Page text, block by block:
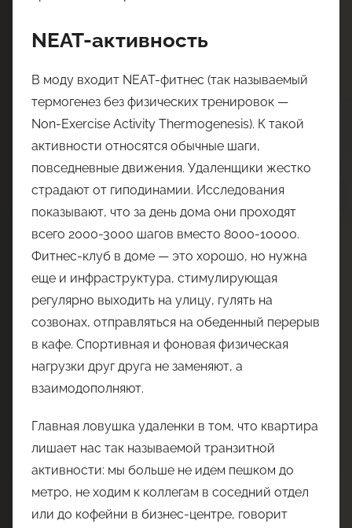
NEAT-активность
В моду входит NEAT-фитнес (так называемый
термогенез без физических тренировок —
Non-Exercise Activity Thermogenesis). К такой
активности относятся обычные шаги,
повседневные движения. Удаленщики жестко
страдают от гиподинамии. Исследования
показывают, что за день дома они проходят
всего 2000-3000 шагов вместо 8000-10000.
Фитнес-клуб в доме — это хорошо, но нужна
еще и инфраструктура, стимулирующая
регулярно выходить на улицу, гулять на
созвонах, отправляться на обеденный перерыв
в кафе. Спортивная и фоновая физическая
нагрузки друг друга не заменяют, а
взаимодополняют.
Главная ловушка удаленки в том, что квартира
лишает нас так называемой транзитной
активности: мы больше не идем пешком до
метро, не ходим к коллегам в соседний отдел
или до кофейни в бизнес-центре, говорит